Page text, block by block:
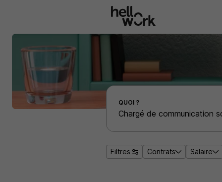
Effectuer une recherche d'emploi par localité
QUOI ?
Filtres Contrats Salaire